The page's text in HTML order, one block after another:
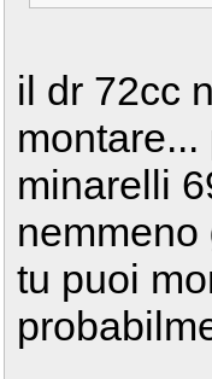
il dr 72cc
minarelli
nemmeno
tu puoi